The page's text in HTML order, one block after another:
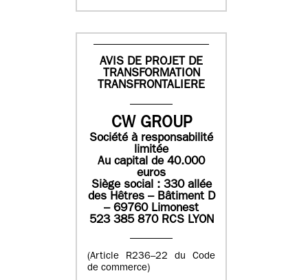
AVIS DE PROJET DE
TRANSFORMATION
TRANSFRONTALIERE
CW GROUP
Société à responsabilité
limitée
Au capital de 40.000
euros
Siège social : 330 allée
des Hêtres – Bâtiment D
– 69760 Limonest
523 385 870 RCS LYON
(Article R236–22 du Code
de commerce)